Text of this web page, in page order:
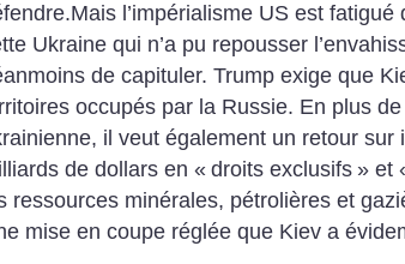
l’impérialisme US est fatigué
Ukraine qui n’a pu repousser
de capituler. Trump exige que
occupés par la Russie. En plus
il veut également un retour sur
de dollars en « droits exclusifs » et
ressources minérales, pétrolières et
mise en coupe réglée que Kiev a